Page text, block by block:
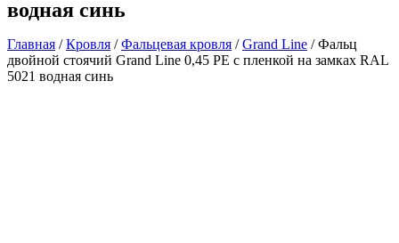
водная синь
Главная /Кровля /Фальцевая кровля /Grand Line / Фальц
двойной стоячий Grand Line 0,45 PE с пленкой на замках RAL
5021 водная синь